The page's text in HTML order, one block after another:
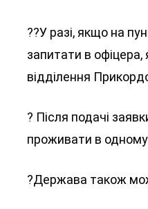
??У разі, якщо на
запитати в
відділення
? Після подачі
проживати в одному
?Держава також